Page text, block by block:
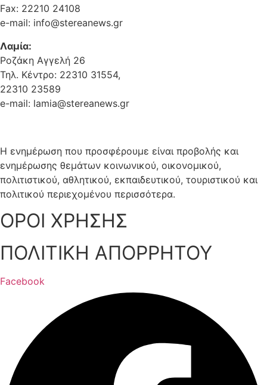
Fax: 22210 24108
e-mail: info@stereanews.gr
Λαμία:
Ροζάκη Αγγελή 26
Τηλ. Κέντρο: 22310 31554,
22310 23589
e-mail: lamia@stereanews.gr
Η ενημέρωση που προσφέρουμε είναι προβολής και
ενημέρωσης θεμάτων κοινωνικού, οικονομικού,
πολιτιστικού, αθλητικού, εκπαιδευτικού, τουριστικού και
πολιτικού περιεχομένου περισσότερα.
ΟΡΟΙ ΧΡΗΣΗΣ
ΠΟΛΙΤΙΚΗ ΑΠΟΡΡΗΤΟΥ
Facebook